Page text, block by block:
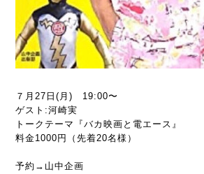
７月27日(月) 19:00〜
ゲスト:河崎実
トークテーマ『バカ映画と電エース』
料金1000円（先着20名様）
予約→山中企画